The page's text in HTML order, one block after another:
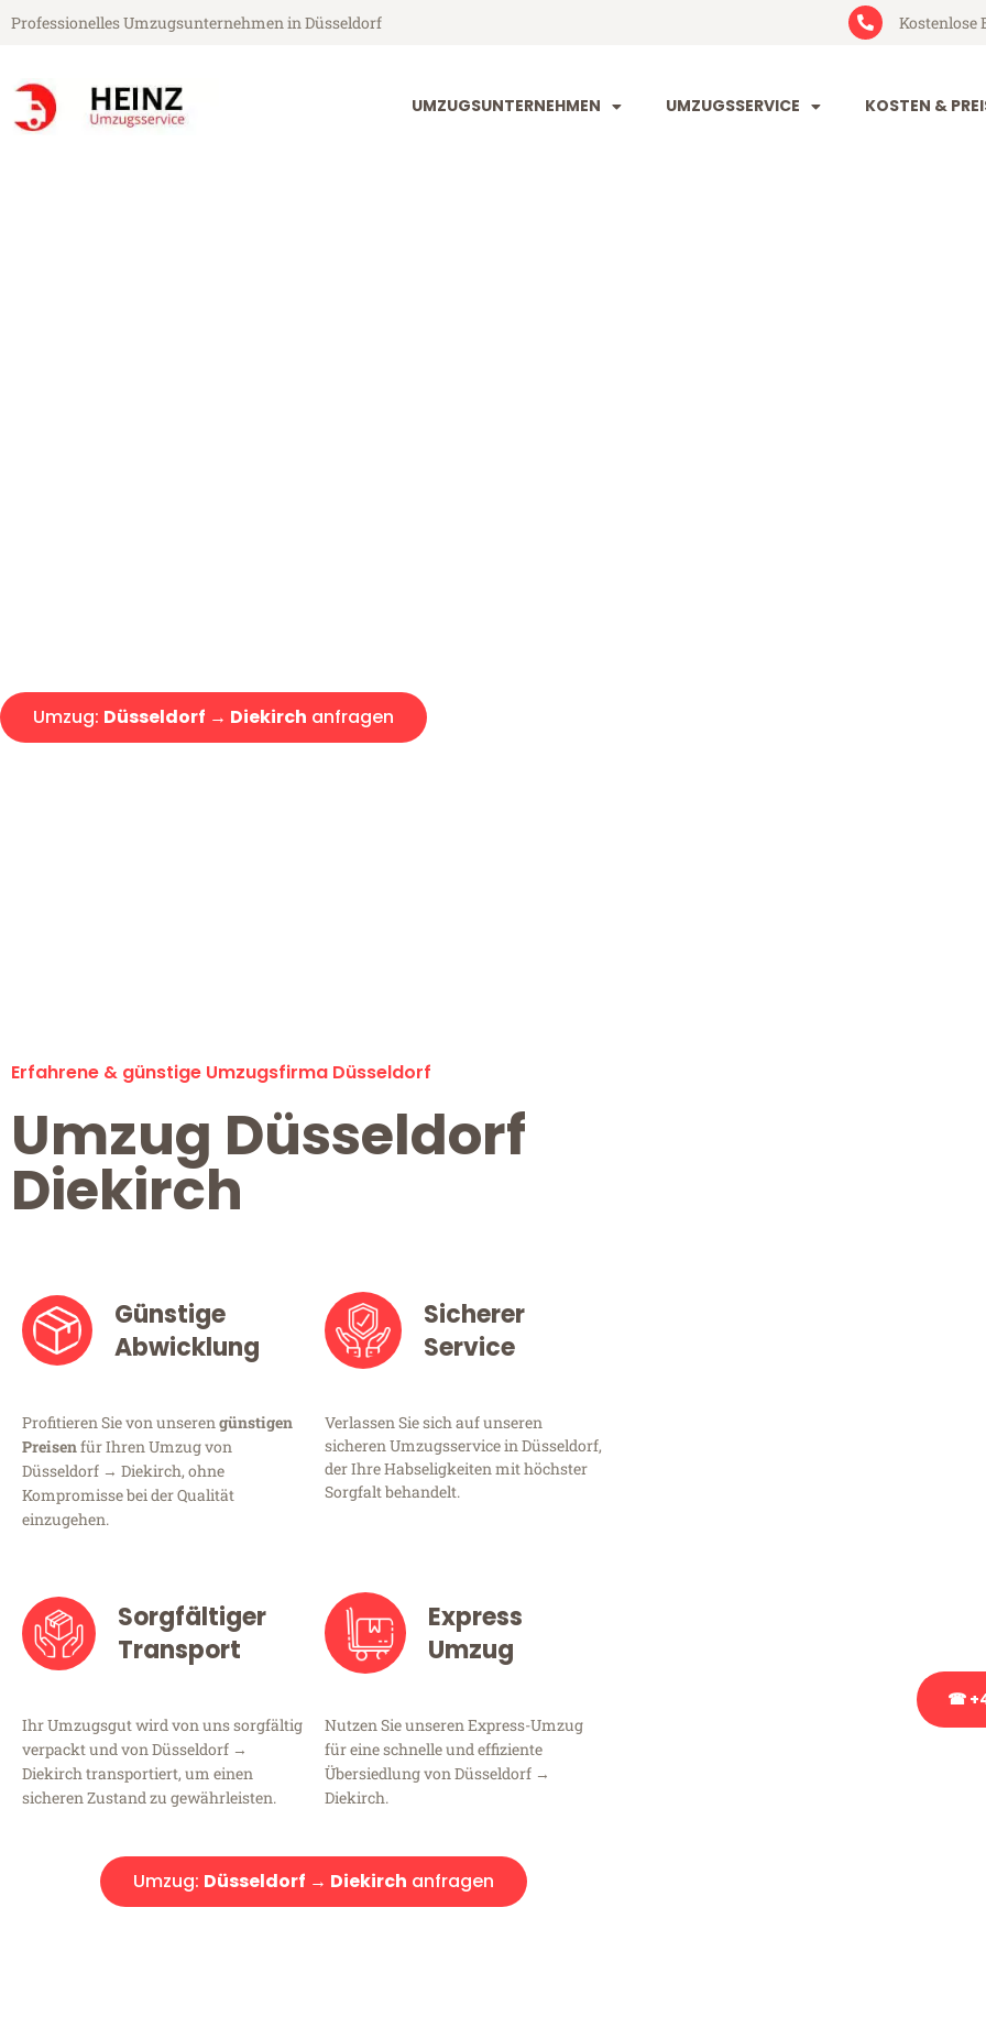
Professionelles Umzugsunternehmen in Düsseldorf Kostenlose
UMZUGSUNTERNEHMEN UMZUGSSERVICE KOSTEN &
Umzug: Düsseldorf → Diekirch anfragen
Erfahrene & günstige Umzugsfirma Düsseldorf
Umzug Düsseldorf
Diekirch
Günstige
Abwicklung
Profitieren Sie von unserengünstigen
Preisenfür Ihren Umzug von
Düsseldorf → Diekirch, ohne
Kompromisse bei der Qualität
einzugehen.
Sicherer
Service
Verlassen Sie sich auf unseren
sicheren Umzugsservice in Düsseldorf,
der Ihre Habseligkeiten mit höchster
Sorgfalt behandelt.
Sorgfältiger
Transport
Ihr Umzugsgut wird von uns sorgfältig
verpackt und von Düsseldorf →
Diekirch transportiert, um einen
sicheren Zustand zu gewährleisten.
Express
Umzug
Nutzen Sie unseren Express-Umzug
für eine schnelle und effiziente
Übersiedlung von Düsseldorf →
Diekirch.
Umzug: Düsseldorf → Diekirch anfragen
☎